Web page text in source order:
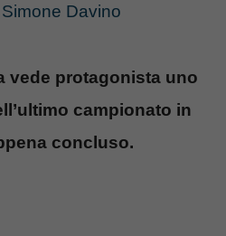
Simone Davino
vede protagonista uno
campionato in
concluso.